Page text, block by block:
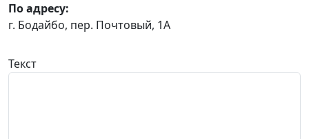
По адресу:
г. Бодайбо, пер. Почтовый, 1А
Текст